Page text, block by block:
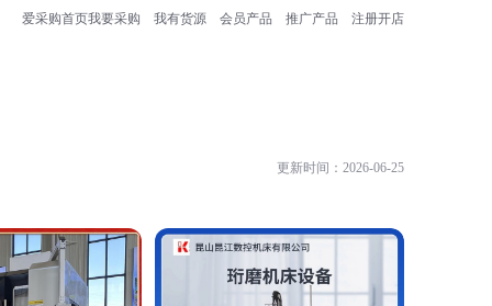
爱采购首页我要采购 我有货源 会员产品 推广产品 注册开店
更新时间：2026-06-25